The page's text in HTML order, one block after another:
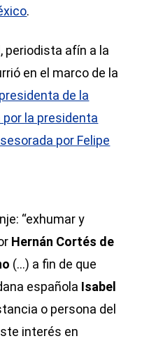
.
periodista afín a la
en el marco de la
de la
por la presidenta
por Felipe
“exhumar y
Hernán Cortés de
(…) a fin de que
española Isabel
o persona del
interés en